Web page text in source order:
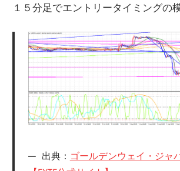
１５分足でエントリータイミングの模
出典： ゴールデンウェイ・ジャ